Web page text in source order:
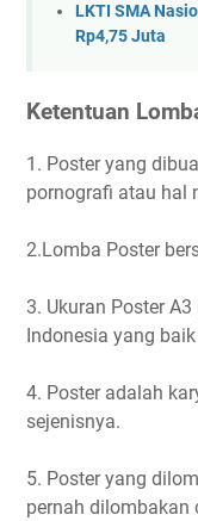
LKTI SMA
Rp4,75 Juta
Ketentuan
1. Poster yang
pornografi atau hal
2.Lomba Poster
3. Ukuran Poster
Indonesia yang
4. Poster adalah
sejenisnya.
5. Poster yang
pernah dilombakan